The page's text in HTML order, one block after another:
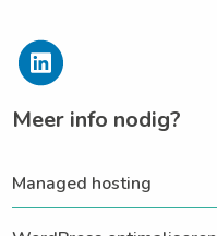
Meer info nodig?
Managed hosting